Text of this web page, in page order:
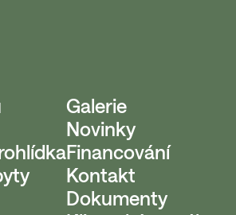
Galerie
Novinky
Financování
Kontakt
Dokumenty